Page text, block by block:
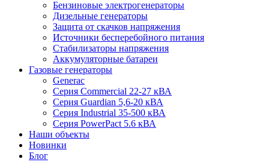
Бензиновые электрогенераторы
Дизельные генераторы
Защита от скачков напряжения
Источники бесперебойного питания
Стабилизаторы напряжения
Аккумуляторные батареи
Газовые генераторы
Generac
Серия Commercial 22-27 кВА
Серия Guardian 5,6-20 кВА
Серия Industrial 35-500 кВА
Серия PowerPact 5.6 кВА
Наши объекты
Новинки
Блог